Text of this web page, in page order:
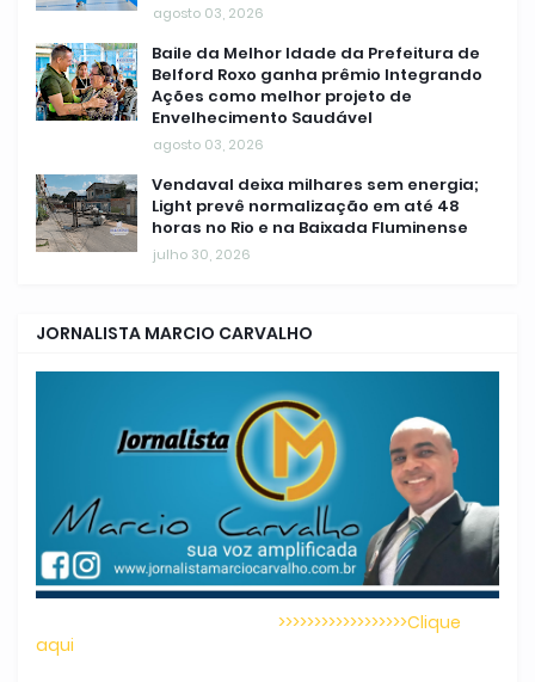
agosto 03, 2026
Baile da Melhor Idade da Prefeitura de
Belford Roxo ganha prêmio Integrando
Ações como melhor projeto de
Envelhecimento Saudável
agosto 03, 2026
Vendaval deixa milhares sem energia;
Light prevê normalização em até 48
horas no Rio e na Baixada Fluminense
julho 30, 2026
JORNALISTA MARCIO CARVALHO
>>>>>>>>>>>>>>>>>>Clique
aqui